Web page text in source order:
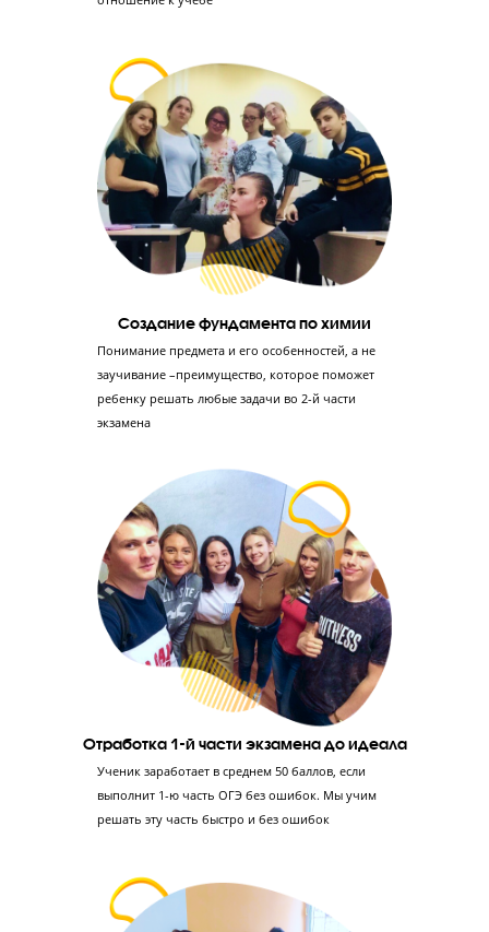
Диагностика знаний
Проводим тестирование в формате ОГЭ,
консультацию с экспертом ОГЭ и
профориентацию с психологом – так мы сможем
оценить уровень знаний ученика и его
отношение к учебе
Создание фундамента по химии
Понимание предмета и его особенностей, а не
заучивание –преимущество, которое поможет
ребенку решать любые задачи во 2-й части